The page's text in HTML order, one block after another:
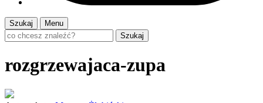
Szukaj
Menu
Szukaj
rozgrzewajaca-zupa